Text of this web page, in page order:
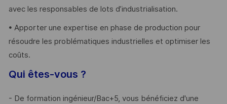
avec les responsables de lots d’industrialisation.
• Apporter une expertise en phase de production pour
résoudre les problématiques industrielles et optimiser les
coûts.
Qui êtes-vous ?
- De formation ingénieur/Bac+5, vous bénéficiez d'une